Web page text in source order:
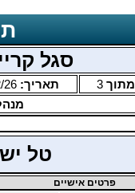
סגל
מתוך 3 תאריך: 26
טל
פרטים אישיים